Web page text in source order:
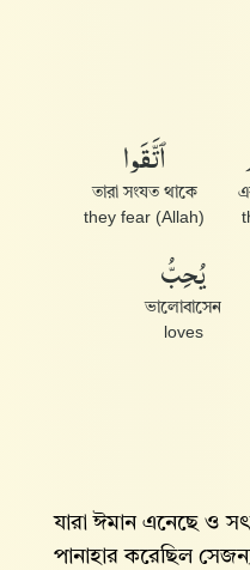
ٱتَّقَوا۟
তারা সংযত থাকে
they fear (Allah)
يُحِبُّ
ভালোবাসেন
loves
যারা ঈমান এনেছে ও
পানাহার করেছিল